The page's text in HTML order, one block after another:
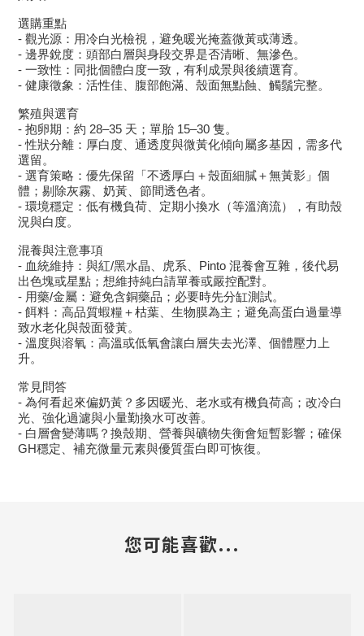
選購重點
- 觀光源：用冷白光檢視，避免暖光掩蓋微黃或薄透。
- 邊界銳度：頭部白層與身段交界是否清晰、無滲色。
- 一致性：同批個體白度一致，有利成景與後續選育。
- 健康徵象：活性佳、腹部飽滿、殼面無點蝕、觸鬚完整。
繁殖與選育
- 抱卵期：約 28–35 天；單胎 15–30 隻。
- 性狀分離：厚白度、通透度與微黃化傾向屬多基因，需多代
選留。
- 選育策略：優先保留「不透厚白＋殼面細膩＋無黃影」個
體；剔除灰霧、奶黃、節間透色者。
- 環境穩定：低有機負荷、定期小換水（等溫滴流），有助殼
況與白度。
混養與注意事項
- 血統維持：與紅/黑水晶、虎系、Pinto 混養會互雜，後代易
出色塊或星點；想維持純白請單養或嚴控配對。
- 用藥/金屬：避免含銅藥品；必要時先分缸測試。
- 餌料：高品質蝦糧＋枯葉、生物膜為主；避免高蛋白過量導
致水老化與殼面發黃。
- 溫度與溶氧：高溫或低氧會讓白層失去光澤、個體壓力上
升。
常見問答
- 為何看起來偏奶黃？多因暖光、老水或有機負荷高；改冷白
光、強化過濾與小量勤換水可改善。
- 白層會變薄嗎？換殼期、營養與礦物失衡會短暫影響；確保
GH穩定、補充微量元素與優質蛋白即可恢復。
您可能喜歡...